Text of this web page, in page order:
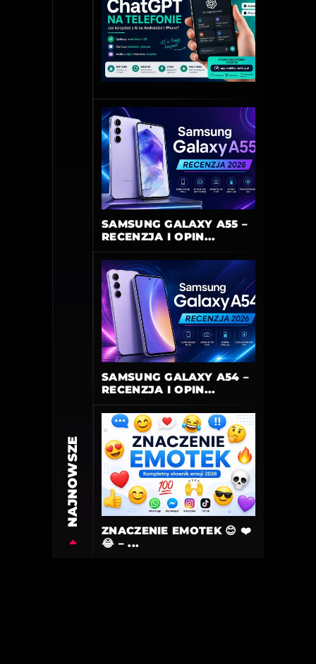
NAJNOWSZE
SAMSUNG GALAXY A55 –
RECENZJA I OPIN...
SAMSUNG GALAXY A54 –
RECENZJA I OPIN...
ZNACZENIE EMOTEK 😊 ❤️
😂 – ...